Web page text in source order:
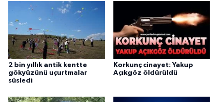
2 bin yıllık antik kentte
gökyüzünü uçurtmalar
süsledi
Korkunç cinayet: Yakup
Açıkgöz öldürüldü